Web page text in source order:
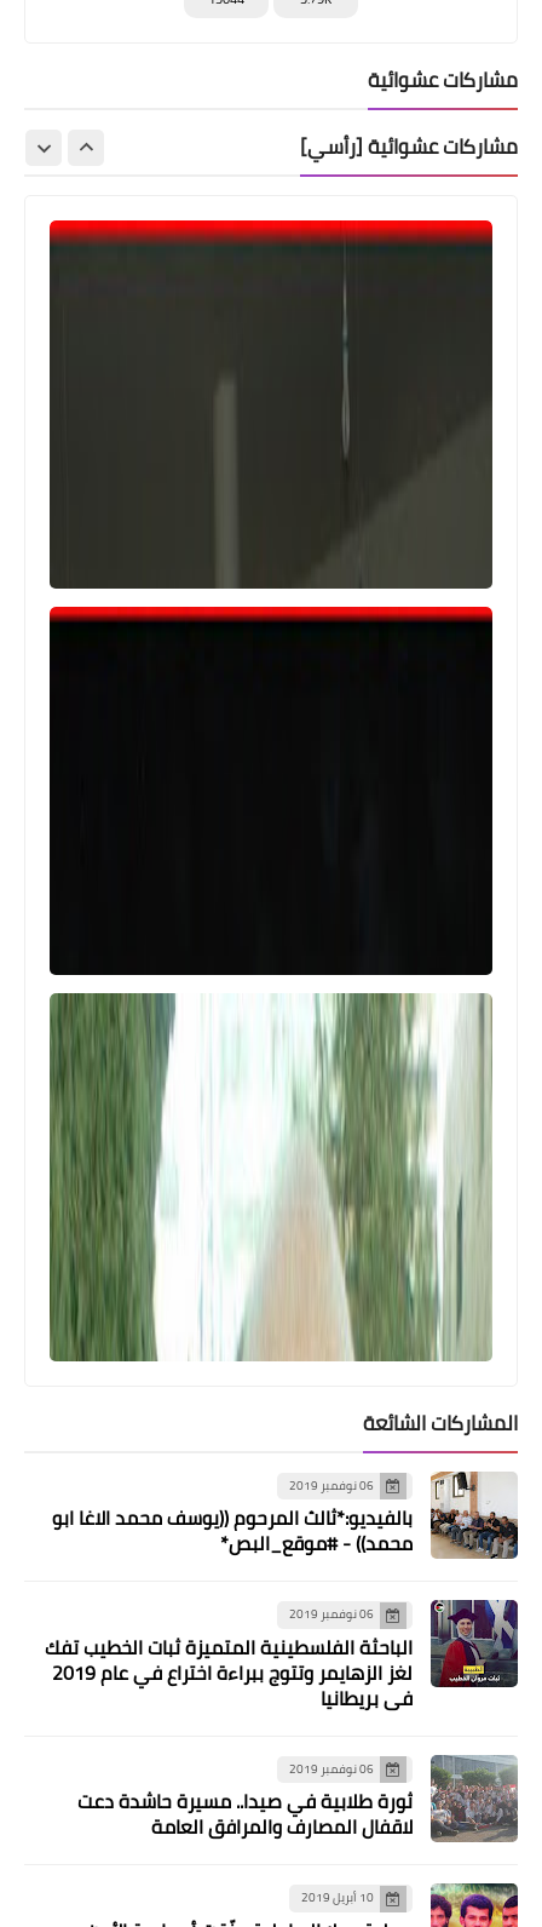
مشاركات عشوائية
مشاركات عشوائية [رأسي]
الاسراء مفوضية النقب - مجموعة غزة
تيريز اسحاق هلسة
أخبار البص
وفد من "لجنة ادارة الازمة" مع وكالة
"الاونروا" تقر برنامج التصعيد.. وتزور
مستشفى الهمشري
أخبار متنوعة
العربية والأوروبية
أخبار البص
المشاركات الشائعة
06 نوفمبر 2019
بالفيديو:*ثالث المرحوم ((يوسف محمد الاغا ابو
محمد)) - #موقع_البص*
06 نوفمبر 2019
الباحثة الفلسطينية المتميزة ثبات الخطيب تفك
لغز الزهايمر وتتوج ببراءة اختراع في عام 2019
في بريطانيا
06 نوفمبر 2019
ثورة طلابية في صيدا.. مسيرة حاشدة دعت
لاقفال المصارف والمرافق العامة
10 أبريل 2019